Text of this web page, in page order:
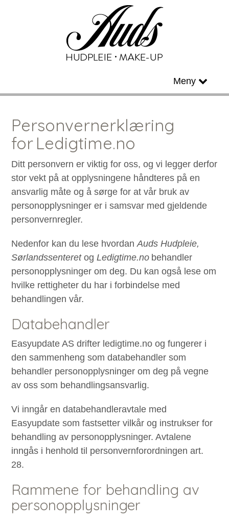
Meny
Personvernerklæring
for Ledigtime.no
Ditt personvern er viktig for oss, og vi legger derfor
stor vekt på at opplysningene håndteres på en
ansvarlig måte og å sørge for at vår bruk av
personopplysninger er i samsvar med gjeldende
personvernregler.
Nedenfor kan du lese hvordanAuds Hudpleie,
SørlandssenteretogLedigtime.no behandler
personopplysninger om deg. Du kan også lese om
hvilke rettigheter du har i forbindelse med
behandlingen vår.
Databehandler
Easyupdate AS drifter ledigtime.no og fungerer i
den sammenheng som databehandler som
behandler personopplysninger om deg på vegne
av oss som behandlingsansvarlig.
Vi inngår en databehandleravtale med
Easyupdate som fastsetter vilkår og instrukser for
behandling av personopplysninger. Avtalene
inngås i henhold til personvernforordningen art.
28.
Rammene for behandling av
personopplysninger